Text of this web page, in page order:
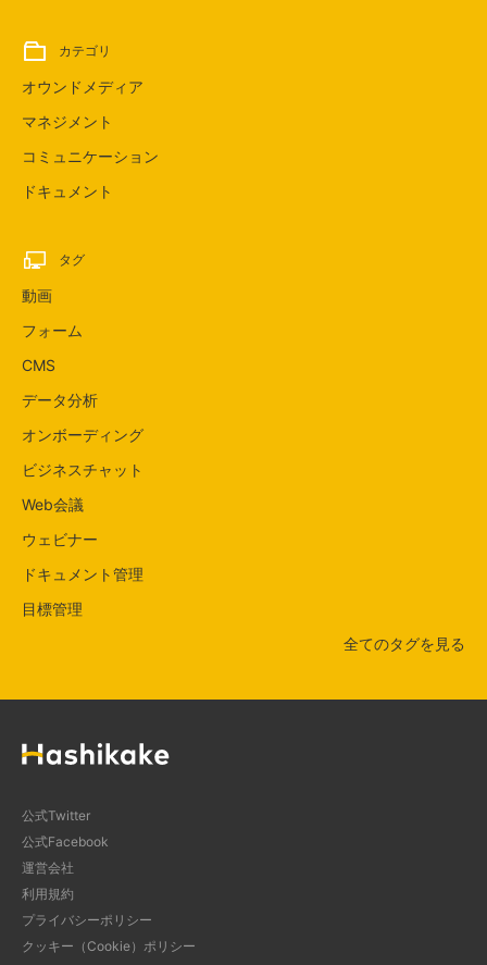
カテゴリ
オウンドメディア
マネジメント
コミュニケーション
ドキュメント
タグ
動画
フォーム
CMS
データ分析
オンボーディング
ビジネスチャット
Web会議
ウェビナー
ドキュメント管理
目標管理
全てのタグを見る
公式Twitter
公式Facebook
運営会社
利用規約
プライバシーポリシー
クッキー（Cookie）ポリシー